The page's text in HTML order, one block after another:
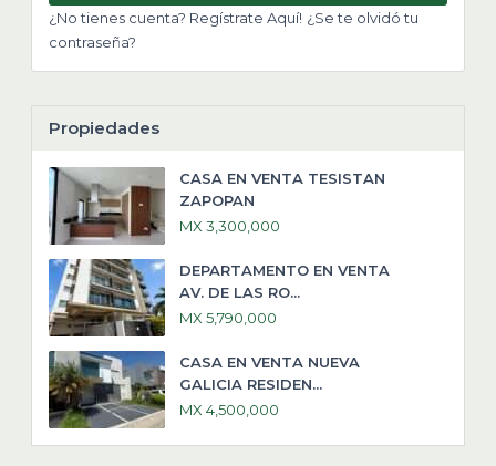
¿No tienes cuenta? Regístrate Aquí! ¿Se te olvidó tu
contraseña?
Propiedades
CASA EN VENTA TESISTAN
ZAPOPAN
MX 3,300,000
DEPARTAMENTO EN VENTA
AV. DE LAS RO...
MX 5,790,000
CASA EN VENTA NUEVA
GALICIA RESIDEN...
MX 4,500,000